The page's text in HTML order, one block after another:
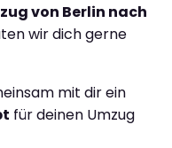
von Berlin nach
wir dich gerne
mit dir ein
für deinen Umzug